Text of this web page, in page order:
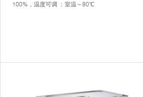
100%，温度可调 ：室温～80℃